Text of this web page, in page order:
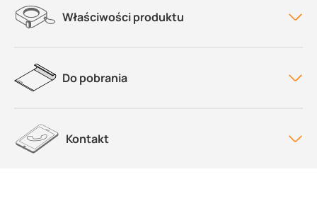
Właściwości produktu
Do pobrania
Kontakt